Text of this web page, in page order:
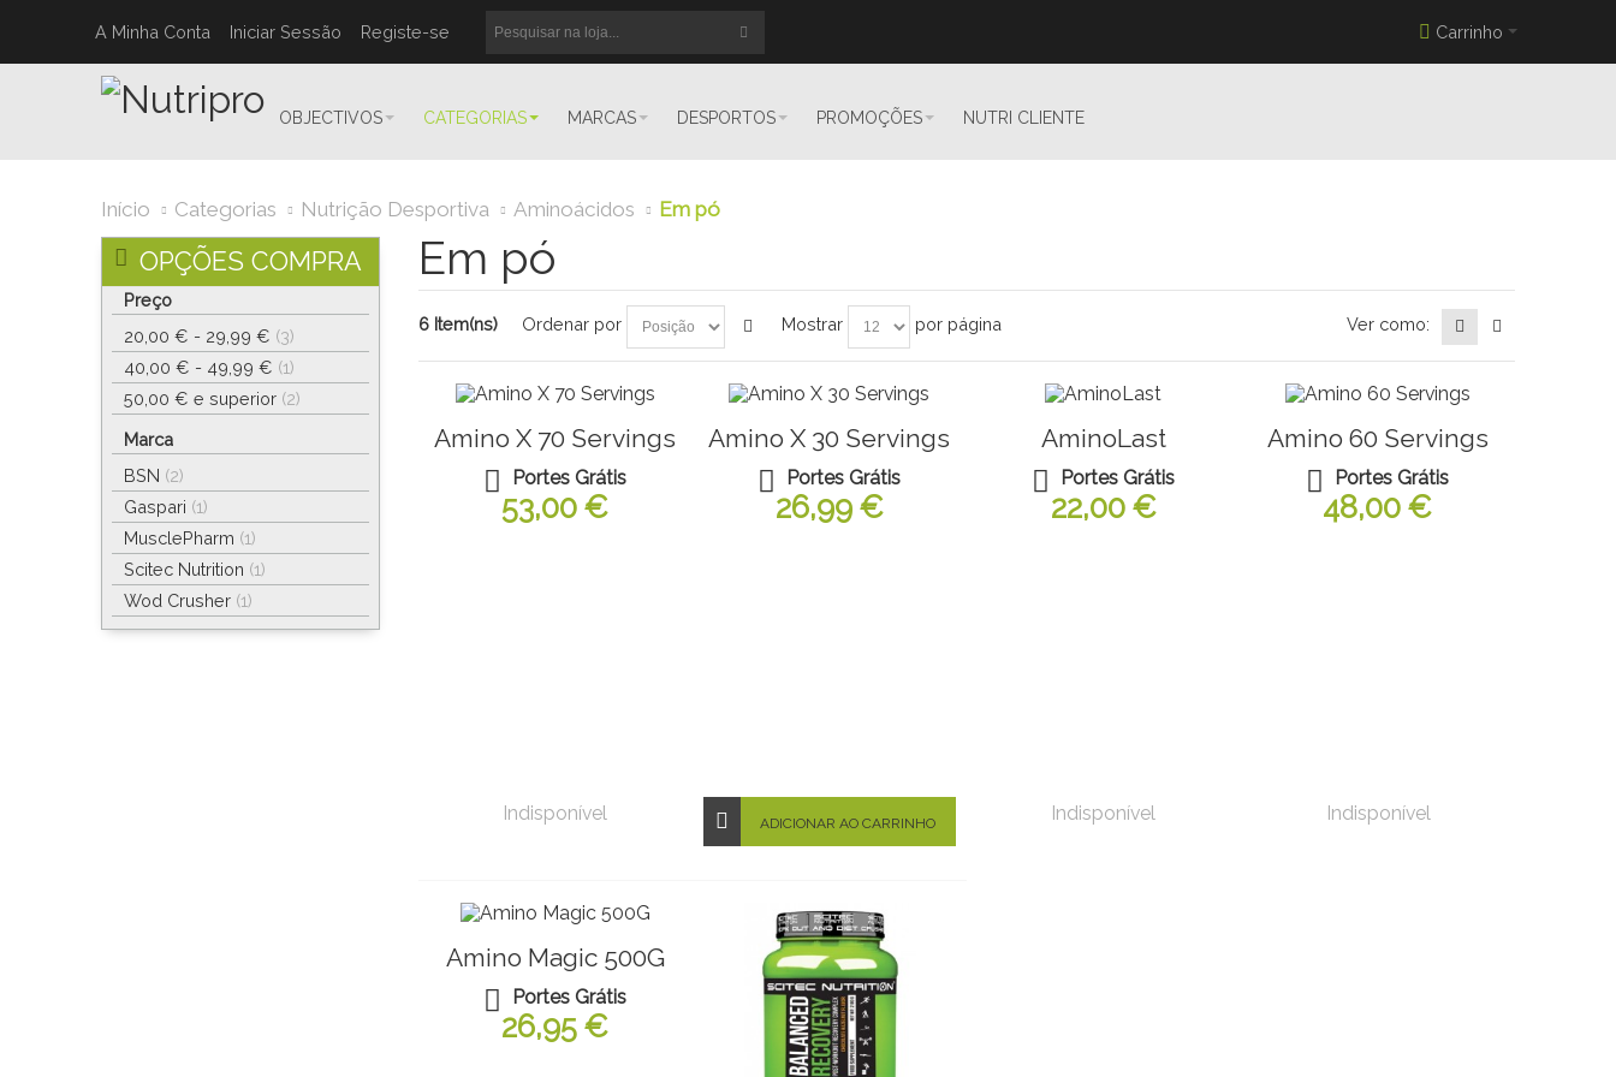
A Minha Conta Iniciar Sessão Registe-se Carrinho
OBJECTIVOS CATEGORIAS MARCAS DESPORTOS PROMOÇÕES NUTRI CLIENTE
Início Categorias Nutrição Desportiva Aminoácidos Em pó
Em pó
6 Item(ns) Ordenar por Mostrar por página Ver como:
Amino X 70 Servings
Portes Grátis
53,00 €
Indisponível
Amino X 30 Servings
Portes Grátis
26,99 €
ADICIONAR AO CARRINHO
AminoLast
Portes Grátis
22,00 €
Indisponível
Amino 60 Servings
Portes Grátis
48,00 €
Indisponível
Amino Magic 500G
Portes Grátis
26,95 €
OPÇÕES COMPRA
Preço
20,00 € - 29,99 € (3)
40,00 € - 49,99 € (1)
50,00 € e superior (2)
Marca
BSN (2)
Gaspari (1)
MusclePharm (1)
Scitec Nutrition (1)
Wod Crusher (1)